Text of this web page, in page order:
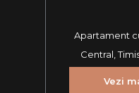
Apartament
Central,
Vezi